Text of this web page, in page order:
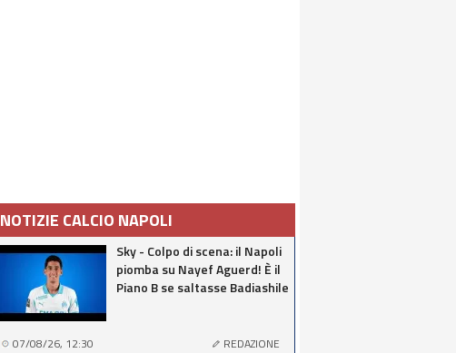
NOTIZIE CALCIO NAPOLI
Sky - Colpo di scena: il Napoli
piomba su Nayef Aguerd! È il
Piano B se saltasse Badiashile
07/08/26, 12:30 REDAZIONE